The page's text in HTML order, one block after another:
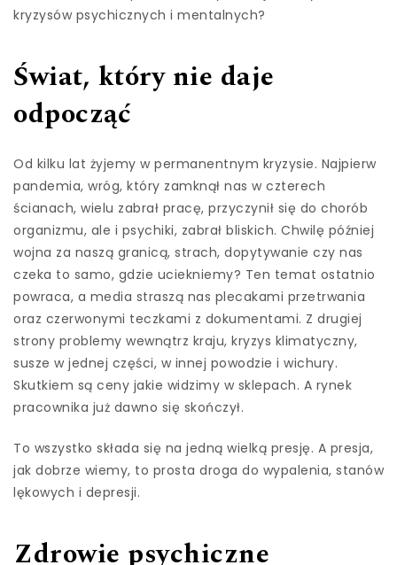
kryzysów psychicznych i mentalnych?
Świat, który nie daje
odpocząć
Od kilku lat żyjemy w permanentnym kryzysie. Najpierw
pandemia, wróg, który zamknął nas w czterech
ścianach, wielu zabrał pracę, przyczynił się do chorób
organizmu, ale i psychiki, zabrał bliskich. Chwilę później
wojna za naszą granicą, strach, dopytywanie czy nas
czeka to samo, gdzie uciekniemy? Ten temat ostatnio
powraca, a media straszą nas plecakami przetrwania
oraz czerwonymi teczkami z dokumentami. Z drugiej
strony problemy wewnątrz kraju, kryzys klimatyczny,
susze w jednej części, w innej powodzie i wichury.
Skutkiem są ceny jakie widzimy w sklepach. A rynek
pracownika już dawno się skończył.
To wszystko składa się na jedną wielką presję. A presja,
jak dobrze wiemy, to prosta droga do wypalenia, stanów
lękowych i depresji.
Zdrowie psychiczne